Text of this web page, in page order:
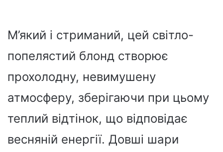
М’який і стриманий, цей світло-
попелястий блонд створює
прохолодну, невимушену
атмосферу, зберігаючи при цьому
теплий відтінок, що відповідає
весняній енергії. Довші шари